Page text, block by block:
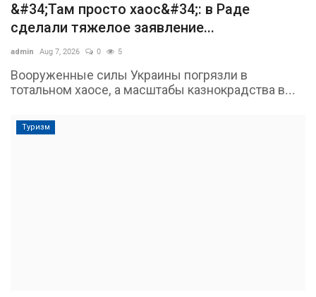
&#34;Там просто хаос&#34;: в Раде
сделали тяжелое заявление...
admin Aug 7, 2026 0 5
Вооруженные силы Украины погрязли в
тотальном хаосе, а масштабы казнокрадства в...
Туризм